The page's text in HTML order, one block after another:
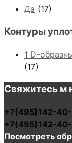
Да (17)
Контуры
1 D-
(17)
Свяжитесь м
+7(495)142-
+7(495)142-40-
Посмотреть